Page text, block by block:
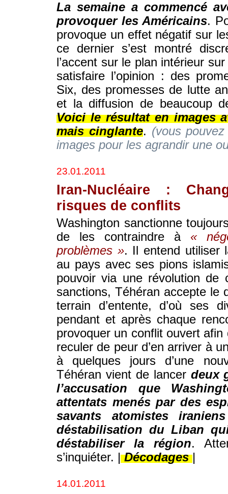
La semaine a commencé
provoquer les Américains.
provoque un effet négatif sur
ce dernier s’est montré
l’accent sur le plan intérieur
satisfaire l’opinion : des
Six, des promesses de lutte
et la diffusion de beaucoup
Voici le résultat en images
mais cinglante. (vous
images pour les agrandir une
23.01.2011
Iran-Nucléaire :
risques de conflits
Washington sanctionne
de les contraindre à «
problèmes ». Il entend utiliser
au pays avec ses pions
pouvoir via une révolution de
sanctions, Téhéran accepte le
terrain d’entente, d’où ses
pendant et après chaque
provoquer un conflit ouvert
reculer de peur d’en arriver à
à quelques jours d’une
Téhéran vient de lancer deux
l’accusation que
attentats menés par des
savants atomistes
déstabilisation du Liban
déstabiliser la région.
s’inquiéter. |Décodages|
14.01.2011